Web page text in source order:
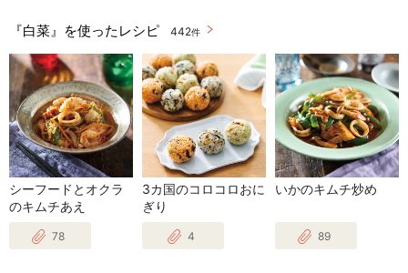
『白菜』を使ったレシピ 442件
シーフードとオクラ
のキムチあえ
78
3カ国のコロコロおに
ぎり
4
いかのキムチ炒め
89